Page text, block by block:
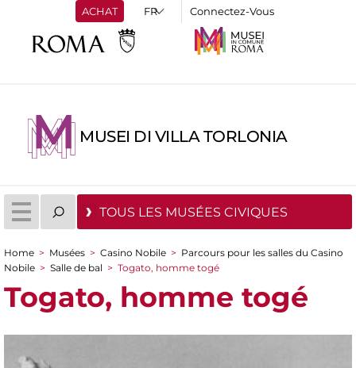
ACHAT Connectez-Vous
MUSEI DI VILLA TORLONIA
TOUS LES MUSÉES CIVIQUES
You are here
Home > Musées > Casino Nobile > Parcours pour les salles du Casino
Nobile > Salle de bal > Togato, homme togé
Togato, homme togé